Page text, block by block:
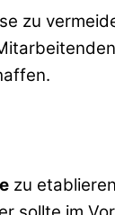
zu
zu